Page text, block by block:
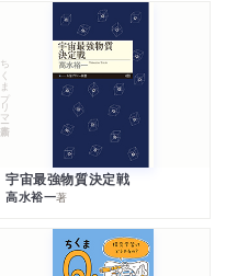
ちくまプリマー新書
宇宙最強物質決定戦
高水裕一著